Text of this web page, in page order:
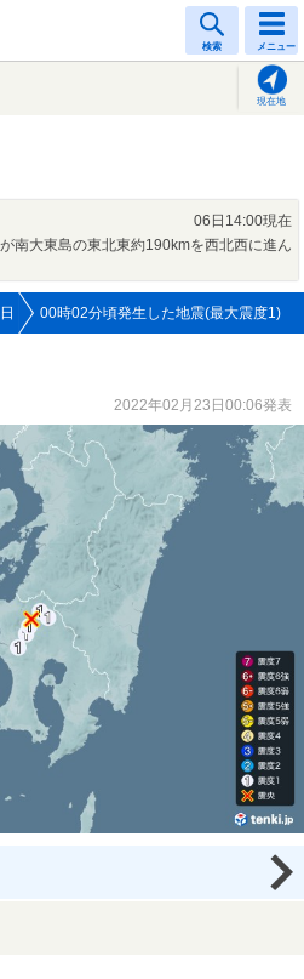
検索 メニュー
現在地
06日14:00現在
南大東島の東北東約190kmを西北西に進ん
00時02分頃発生した地震(最大震度1)
2022年02月23日00:06発表